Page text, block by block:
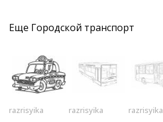
Еще Городской транспорт
razrisyika razrisyika razrisyika